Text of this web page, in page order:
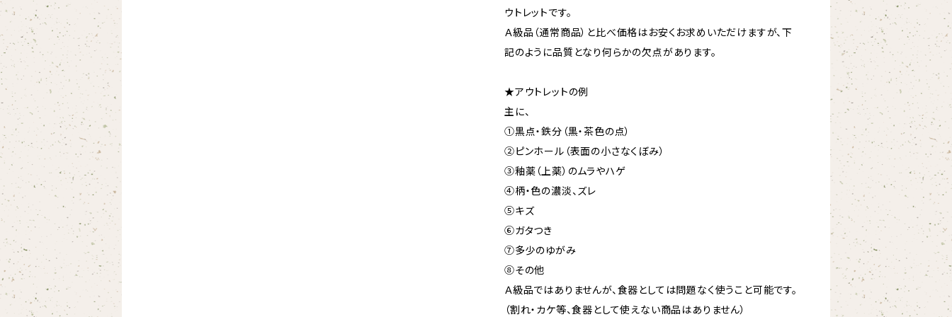
ウトレットです。
Ａ級品（通常商品）と比べ価格はお安くお求めいただけますが、下
記のように品質となり何らかの欠点があります。
★アウトレットの例
主に、
①黒点・鉄分（黒・茶色の点）
②ピンホール（表面の小さなくぼみ）
③釉薬（上薬）のムラやハゲ
④柄・色の濃淡、ズレ
⑤キズ
⑥ガタつき
⑦多少のゆがみ
⑧その他
Ａ級品ではありませんが、食器としては問題なく使うこと可能です。
（割れ・カケ等、食器として使えない商品はありません）